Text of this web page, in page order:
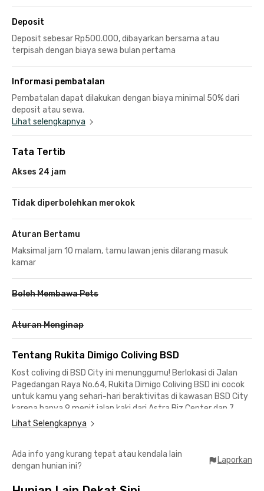
Deposit
Deposit sebesar Rp500.000, dibayarkan bersama atau
terpisah dengan biaya sewa bulan pertama
Informasi pembatalan
Pembatalan dapat dilakukan dengan biaya minimal 50% dari
deposit atau sewa.
Lihat selengkapnya
Tata Tertib
Akses 24 jam
Tidak diperbolehkan merokok
Aturan Bertamu
Maksimal jam 10 malam, tamu lawan jenis dilarang masuk
kamar
Boleh Membawa Pets
Aturan Menginap
Tentang Rukita Dimigo Coliving BSD
Kost coliving di BSD City ini menunggumu! Berlokasi di Jalan
Pagedangan Raya No.64, Rukita Dimigo Coliving BSD ini cocok
untuk kamu yang sehari-hari beraktivitas di kawasan BSD City
karena hanya 9 menit jalan kaki dari Astra Biz Center dan 7
menit berkendara dari QBIG BSD City.
Prasetiya Mulya, kost BSD City ini juga merupakan pilihan yang
ideal karena berlokasi hanya 8 menit saja dari kampus.
Lihat Selengkapnya
Ada info yang kurang tepat atau kendala lain
dengan hunian ini?
Laporkan